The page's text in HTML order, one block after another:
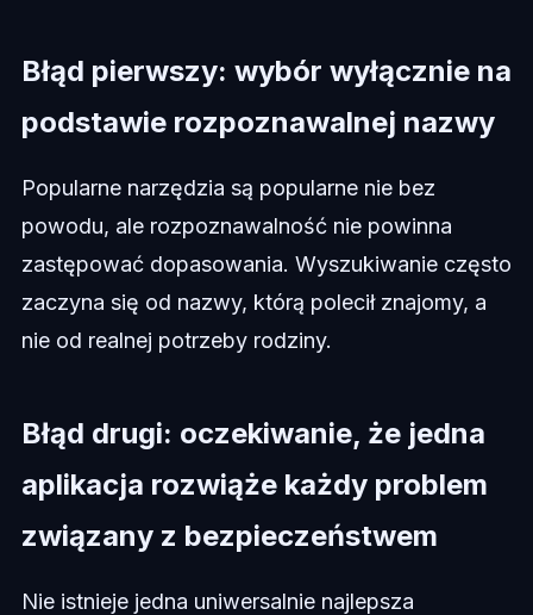
Błąd pierwszy: wybór wyłącznie na
podstawie rozpoznawalnej nazwy
Popularne narzędzia są popularne nie bez
powodu, ale rozpoznawalność nie powinna
zastępować dopasowania. Wyszukiwanie często
zaczyna się od nazwy, którą polecił znajomy, a
nie od realnej potrzeby rodziny.
Błąd drugi: oczekiwanie, że jedna
aplikacja rozwiąże każdy problem
związany z bezpieczeństwem
Nie istnieje jedna uniwersalnie najlepsza